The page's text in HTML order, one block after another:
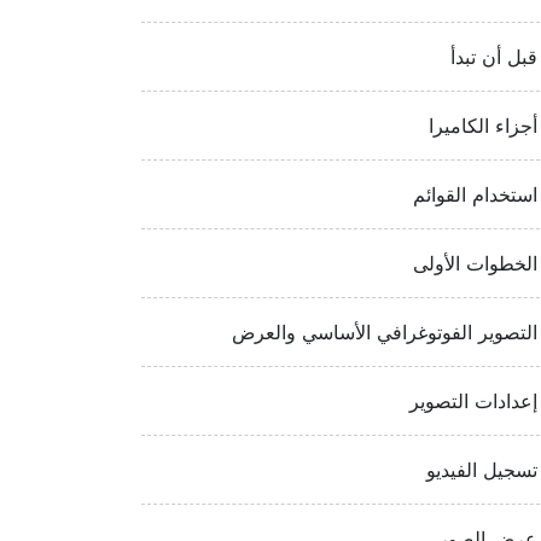
قبل أن تبدأ
أجزاء الكاميرا
استخدام القوائم
الخطوات الأولى
التصوير الفوتوغرافي الأساسي والعرض
إعدادات التصوير
تسجيل الفيديو